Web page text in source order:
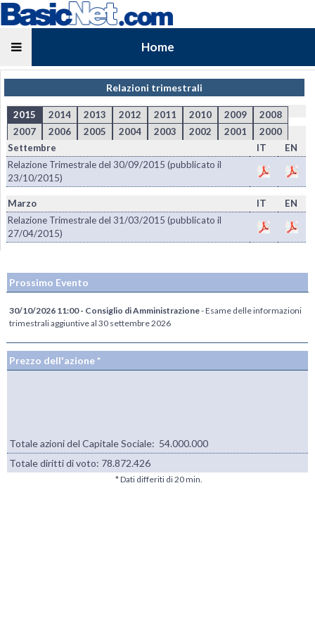
Home
Relazioni trimestrali
2015 2014 2013 2012 2011 2010 2009
2008
2007
2006 2005 2004 2003 2002 2001
2000
Settembre
IT
EN
Relazione Trimestrale del 30/09/2015 (pubblicato il
23/10/2015)
Marzo IT
EN
Relazione Trimestrale del 31/03/2015 (pubblicato il
27/04/2015)
Prossimo Evento
30/10/2026 11:00 - Consiglio di Amministrazione- Esame delle informazioni
trimestrali aggiuntive al 30 settembre 2026
Prezzo dell'azione *
Totale azioni del Capitale Sociale: 54.000.000
Totale diritti di voto: 78.872.426
* Dati differiti di 20 min.